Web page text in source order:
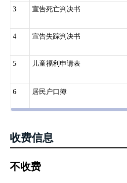
3 宣告死亡判决书
4 宣告失踪判决书
5 儿童福利申请表
6 居民户口簿
收费信息
不收费